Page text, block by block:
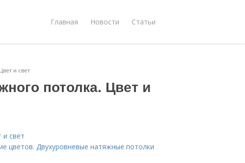
Главная Новости Статьи
и свет
потолка. Цвет и
и свет
цветов. Двухуровневые натяжные потолки